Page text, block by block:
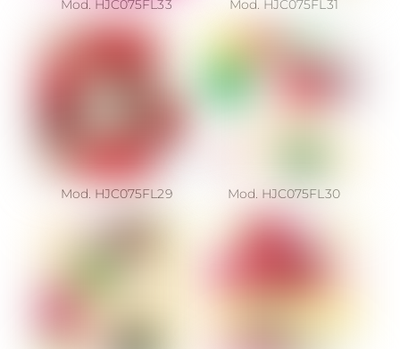
Mod. HJC075FL33 Mod. HJC075FL31
Mod. HJC075FL29 Mod. HJC075FL30